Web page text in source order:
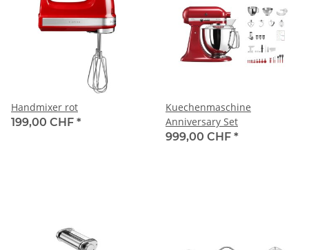
Handmixer rot
199,00 CHF *
Kuechenmaschine
Anniversary Set
999,00 CHF *